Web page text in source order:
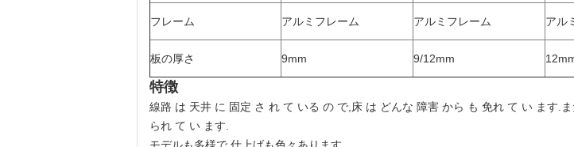
フレーム アルミフレーム アルミフレーム アル
板の厚さ 9mm 9/12mm
特徴
線路 は 天井 に 固定 さ れ て いる の で,床 は どんな 障害 から も 免れ て い ます.
られ て い ます.